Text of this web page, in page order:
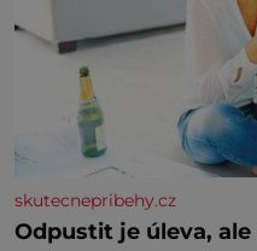
skutecnepribehy.cz
Odpustit je úleva,